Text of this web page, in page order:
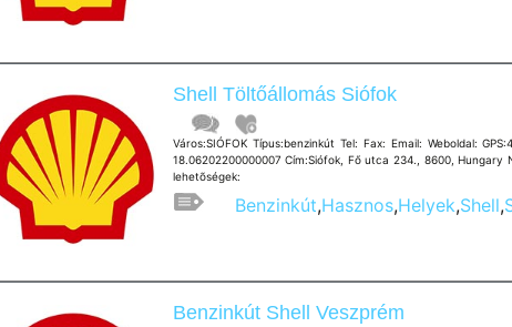
Shell Töltőállomás Siófok
Város:SIÓFOK Típus:benzinkút Tel: Fax: Email: Weboldal:
18.06202200000007 Cím:Siófok, Fő utca 234., 8600, Hungary
lehetõségek:
Benzinkút,Hasznos,Helyek,Shell,
Benzinkút Shell Veszprém